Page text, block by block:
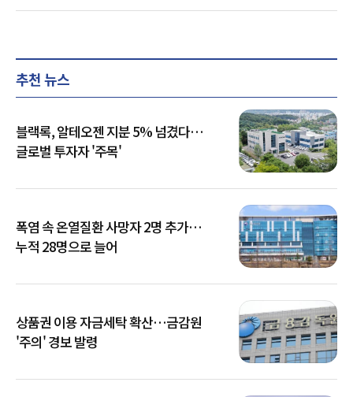
추천 뉴스
블랙록, 알테오젠 지분 5% 넘겼다…
글로벌 투자자 '주목'
폭염 속 온열질환 사망자 2명 추가…
누적 28명으로 늘어
상품권 이용 자금세탁 확산…금감원
'주의' 경보 발령